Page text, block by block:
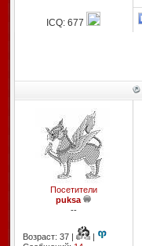
ICQ: 677
Посетители
puksa
--
Возраст: 37 |
|